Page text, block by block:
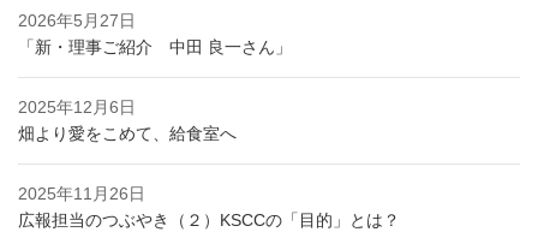
2026年5月27日
「新・理事ご紹介 中田 良一さん」
2025年12月6日
畑より愛をこめて、給食室へ
2025年11月26日
広報担当のつぶやき（２）KSCCの「目的」とは？